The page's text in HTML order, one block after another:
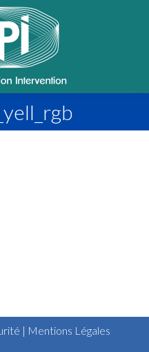
| Mentions Légales